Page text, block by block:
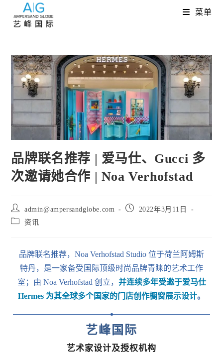
菜单
品牌联名推荐 | 爱马仕、Gucci 多
次邀请她合作 | Noa Verhofstad
Post
author:
admin@ampersandglobe.com
Post
2022年3月11日
Post 资讯
品牌联名推荐，Noa Verhofstad Studio 位于荷兰阿姆斯
特丹，是一家备受国际顶级时尚品牌青睐的艺术工作
室；由 Noa Verhofstad 创立， 并连续多年受邀于爱马仕
Hermes 为其全球多个国家的门店创作橱窗展示设计。
艺峰国际
艺术家设计及授权机构